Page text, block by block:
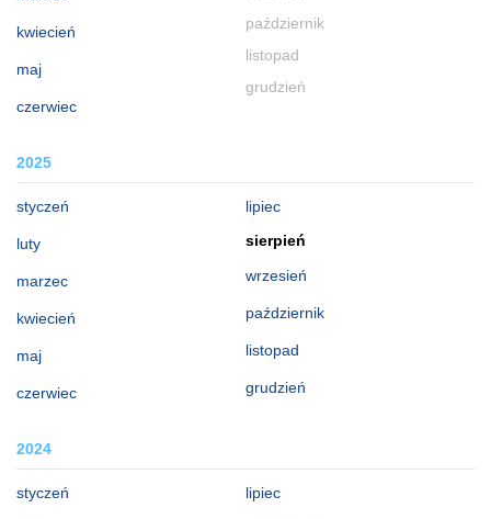
kwiecień
maj
czerwiec
październik
listopad
grudzień
2025
styczeń
luty
marzec
kwiecień
maj
czerwiec
lipiec
sierpień
wrzesień
październik
listopad
grudzień
2024
styczeń lipiec